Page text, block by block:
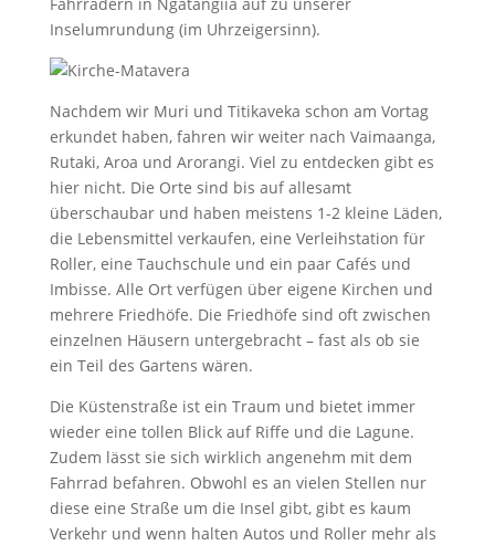
Inselumrundung (im Uhrzeigersinn).
Nachdem wir Muri und Titikaveka schon am Vortag
erkundet haben, fahren wir weiter nach Vaimaanga,
Rutaki, Aroa und Arorangi. Viel zu entdecken gibt es
hier nicht. Die Orte sind bis auf allesamt
überschaubar und haben meistens 1-2 kleine Läden,
die Lebensmittel verkaufen, eine Verleihstation für
Roller, eine Tauchschule und ein paar Cafés und
Imbisse. Alle Ort verfügen über eigene Kirchen und
mehrere Friedhöfe. Die Friedhöfe sind oft zwischen
einzelnen Häusern untergebracht – fast als ob sie
ein Teil des Gartens wären.
Die Küstenstraße ist ein Traum und bietet immer
wieder eine tollen Blick auf Riffe und die Lagune.
Zudem lässt sie sich wirklich angenehm mit dem
Fahrrad befahren. Obwohl es an vielen Stellen nur
diese eine Straße um die Insel gibt, gibt es kaum
Verkehr und wenn halten Autos und Roller mehr als